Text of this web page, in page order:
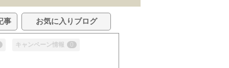
事 お気に入りブログ
キャンペーン情報 0